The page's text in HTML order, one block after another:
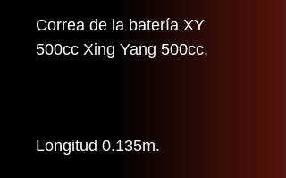
Correa de la batería XY
500cc Xing Yang 500cc.
Longitud 0.135m.